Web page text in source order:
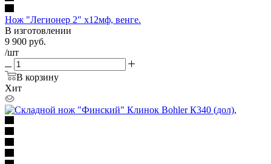
Нож "Легионер 2" х12мф, венге.
В изготовлении
9 900 руб.
/шт
В корзину
Хит